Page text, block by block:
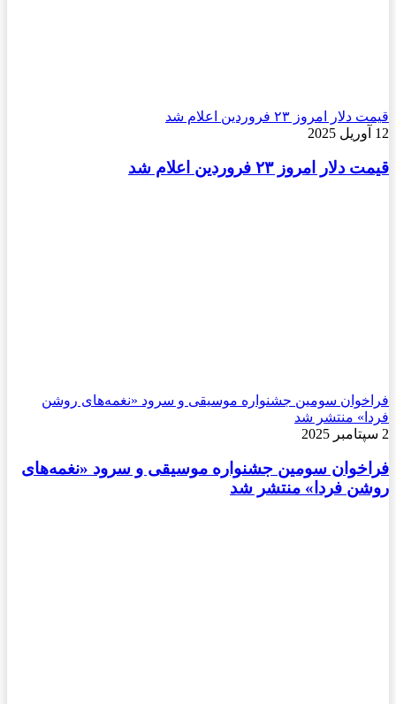
قیمت دلار امروز ۲۳ فروردین اعلام شد
12 آوریل 2025
قیمت دلار امروز ۲۳ فروردین اعلام شد
فراخوان سومین جشنواره موسیقی و سرود «نغمه‌های روشن
فردا» منتشر شد
2 سپتامبر 2025
فراخوان سومین جشنواره موسیقی و سرود «نغمه‌های
روشن فردا» منتشر شد